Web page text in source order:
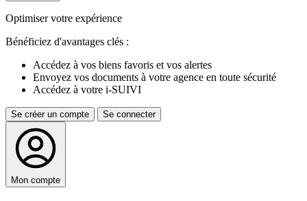
Optimiser votre expérience
Bénéficiez d'avantages clés :
Accédez à vos biens favoris et vos alertes
Envoyez vos documents à votre agence en toute sécurité
Accédez à votre i-SUIVI
Se créer un compte Se connecter
Mon compte